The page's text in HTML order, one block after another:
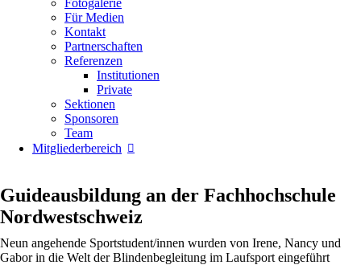
Fotogalerie
Für Medien
Kontakt
Partnerschaften
Referenzen
Institutionen
Private
Sektionen
Sponsoren
Team
Mitgliederbereich
Guideausbildung an der Fachhochschule
Nordwestschweiz
Neun angehende Sportstudent/innen wurden von Irene, Nancy und
Gabor in die Welt der Blindenbegleitung im Laufsport eingeführt